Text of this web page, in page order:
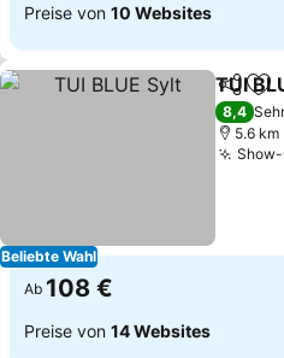
Preise von 10 Websites
Beliebte Wahl
TeilenZu
TUI
8,4
5.6 km
Ab 108 €
Preise von 14 Websites